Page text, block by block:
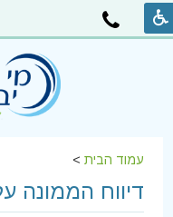
עמוד הבית>
דיווח הממונה על